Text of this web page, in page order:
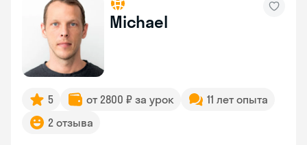
Michael
5 от 2800 ₽ за урок
11 лет опыта
2 отзыва